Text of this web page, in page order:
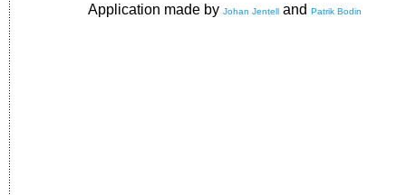
Application made by Johan Jentell and Patrik Bodin